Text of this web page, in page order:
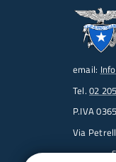
email:
Tel. 02
P.IVA
Via